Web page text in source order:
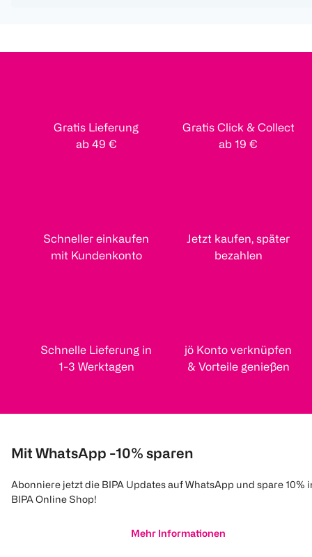
Gratis Lieferung
ab 49 €
Gratis Click & Collect
ab 19 €
Schneller einkaufen
mit Kundenkonto
Jetzt kaufen, später
bezahlen
Schnelle Lieferung in
1-3 Werktagen
jö Konto verknüpfen
& Vorteile genießen
Mit WhatsApp -10% sparen
Abonniere jetzt die BIPA Updates auf WhatsApp und spare 10%
BIPA Online Shop!
Mehr Informationen